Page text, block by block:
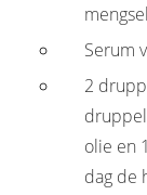
Serum
2
olie en
dag de